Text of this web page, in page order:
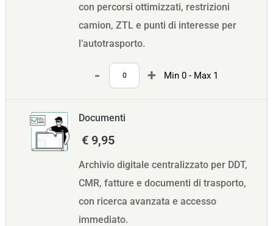
con percorsi ottimizzati, restrizioni
camion, ZTL e punti di interesse per
l’autotrasporto.
Min 0 - Max 1
Documenti
€ 9,95
Archivio digitale centralizzato per DDT,
CMR, fatture e documenti di trasporto,
con ricerca avanzata e accesso
immediato.